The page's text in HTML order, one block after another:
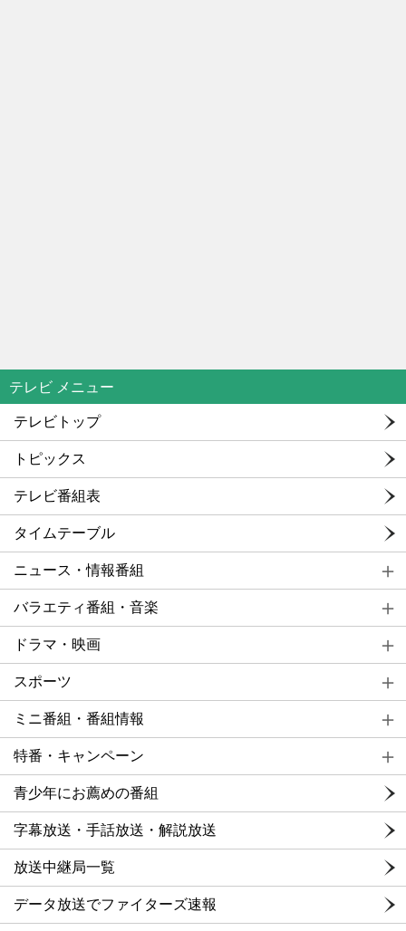
テレビ メニュー
テレビトップ
トピックス
テレビ番組表
タイムテーブル
ニュース・情報番組
バラエティ番組・音楽
ドラマ・映画
スポーツ
ミニ番組・番組情報
特番・キャンペーン
青少年にお薦めの番組
字幕放送・手話放送・解説放送
放送中継局一覧
データ放送でファイターズ速報